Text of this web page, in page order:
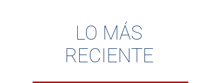
LO MÁS
RECIENTE